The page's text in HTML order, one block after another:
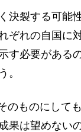
決裂する可能
ぞれの自国に
す必要がある
。
のものにして
果は望めない